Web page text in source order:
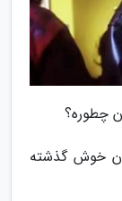
چطوره؟
خوش گذشته